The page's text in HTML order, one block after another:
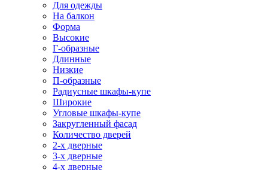
Для одежды
На балкон
Форма
Высокие
Г-образные
Длинные
Низкие
П-образные
Радиусные шкафы-купе
Широкие
Угловые шкафы-купе
Закругленный фасад
Количество дверей
2-х дверные
3-х дверные
4-х дверные